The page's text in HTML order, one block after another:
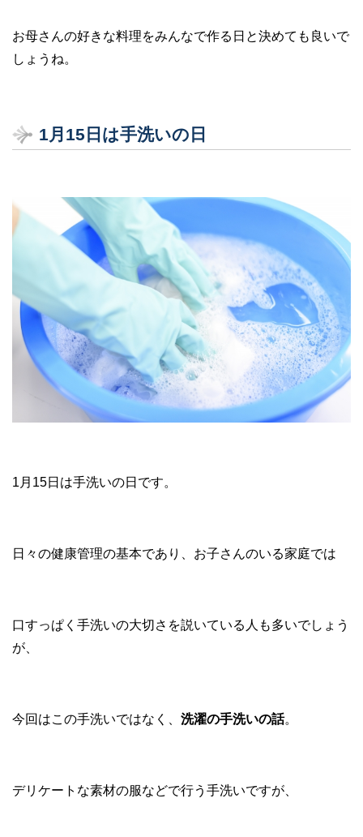
お母さんの好きな料理をみんなで作る日と決めても良いで
しょうね。
1 月15日は手洗いの日
1月15日は手洗いの日です。
日々の健康管理の基本であり、お子さんのいる家庭では
口すっぱく手洗いの大切さを説いている人も多いでしょう
が、
今回はこの手洗いではなく、 洗濯の手洗いの話。
デリケートな素材の服などで行う手洗いですが、